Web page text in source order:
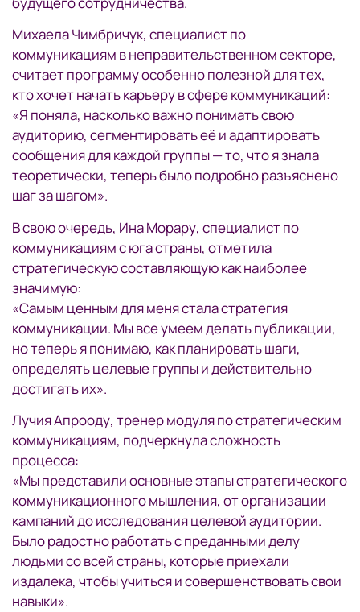
Михаела Чимбричук, специалист по
коммуникациям в неправительственном секторе,
считает программу особенно полезной для тех,
кто хочет начать карьеру в сфере коммуникаций:
«Я поняла, насколько важно понимать свою
аудиторию, сегментировать её и адаптировать
сообщения для каждой группы — то, что я знала
теоретически, теперь было подробно разъяснено
шаг за шагом».
В свою очередь, Ина Морару, специалист по
коммуникациям с юга страны, отметила
стратегическую составляющую как наиболее
значимую:
«Самым ценным для меня стала стратегия
коммуникации. Мы все умеем делать публикации,
но теперь я понимаю, как планировать шаги,
определять целевые группы и действительно
достигать их».
Лучия Апрооду, тренер модуля по стратегическим
коммуникациям, подчеркнула сложность
процесса:
«Мы представили основные этапы стратегического
коммуникационного мышления, от организации
кампаний до исследования целевой аудитории.
Было радостно работать с преданными делу
людьми со всей страны, которые приехали
издалека, чтобы учиться и совершенствовать свои
навыки».